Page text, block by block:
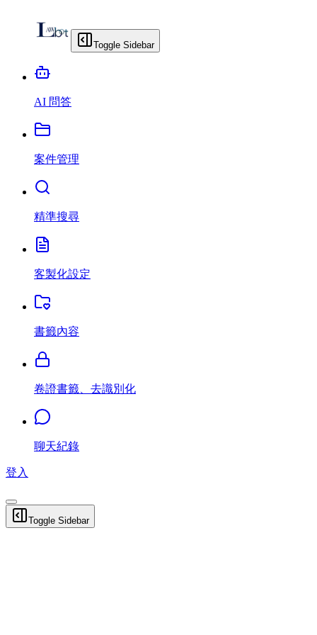
Toggle Sidebar
AI 問答
案件管理
精準搜尋
客製化設定
書籤內容
卷證書籤、去識別化
聊天紀錄
登入
Toggle Sidebar